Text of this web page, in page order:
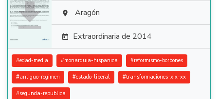
  Aragón
 Extraordinaria de 2014
#edad-media #monarquia-hispanica #reformismo-borbones
#antiguo-regimen #estado-liberal #transformaciones-xix-xx
#segunda-republica